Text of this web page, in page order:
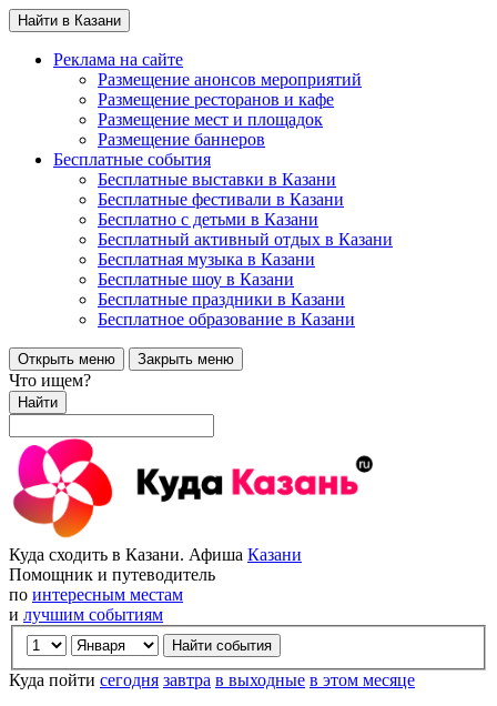
Найти в Казани
Реклама на сайте
Размещение анонсов мероприятий
Размещение ресторанов и кафе
Размещение мест и площадок
Размещение баннеров
Бесплатные события
Бесплатные выставки в Казани
Бесплатные фестивали в Казани
Бесплатно с детьми в Казани
Бесплатный активный отдых в Казани
Бесплатная музыка в Казани
Бесплатные шоу в Казани
Бесплатные праздники в Казани
Бесплатное образование в Казани
Открыть меню Закрыть меню
Что ищем?
Найти
Куда сходить в Казани. Афиша Казани
Помощник и путеводитель
по интересным местам
и лучшим событиям
Куда пойти сегодня завтра в выходные в этом месяце